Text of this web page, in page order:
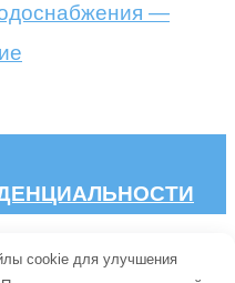
—
cookie для улучшения